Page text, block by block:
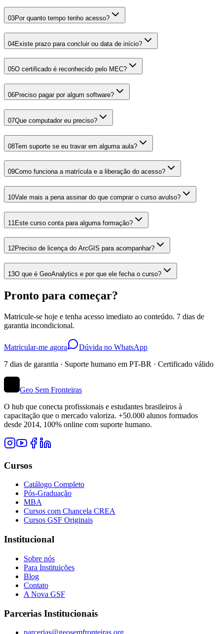
03Por quanto tempo tenho acesso?
04Existe prazo para concluir ou data de início?
05O certificado é reconhecido pelo MEC?
06Preciso pagar por algum software?
07Que computador eu preciso?
08Tem suporte se eu travar em alguma aula?
09Como funciona a matrícula e a liberação do acesso?
10Vale mais a pena assinar do que comprar o curso avulso?
11 Este curso conta para alguma formação?
12Preciso de licença do ArcGIS para acompanhar?
13O que é GeoAnalytics e por que ele fecha o curso?
Pronto para começar?
Matricule-se hoje e tenha acesso imediato ao conteúdo. 7 dias de
garantia incondicional.
Matricular-me agora
Dúvida no WhatsApp
7 dias de garantia · Suporte humano em PT-BR · Certificado válido
Geo Sem Fronteiras
O hub que conecta profissionais e estudantes brasileiros à
capacitação que o mercado valoriza. +50.000 alunos formados
desde 2014, 100% online com suporte humano.
Cursos
Catálogo Completo
Pós-Graduação
MBA
Cursos com Chancela CREA
Cursos GSF Originais
Institucional
Sobre nós
Para Instituições
Blog
Contato
A Nova GSF
Parcerias Institucionais